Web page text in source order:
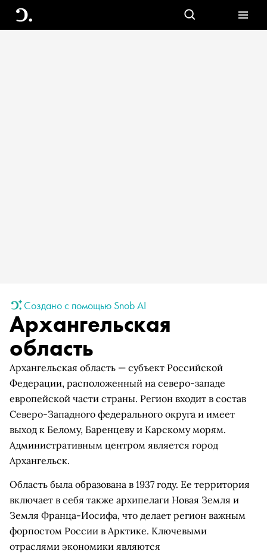
Создано с помощью Snob AI
Архангельская
область
Архангельская область — субъект Российской
Федерации, расположенный на северо-западе
европейской части страны. Регион входит в состав
Северо-Западного федерального округа и имеет
выход к Белому, Баренцеву и Карскому морям.
Административным центром является город
Архангельск.
Область была образована в 1937 году. Ее территория
включает в себя также архипелаги Новая Земля и
Земля Франца-Иосифа, что делает регион важным
форпостом России в Арктике. Ключевыми
отраслями экономики являются